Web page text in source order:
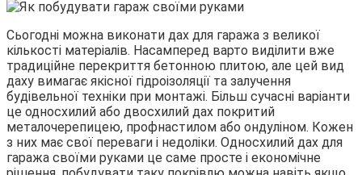
Сьогодні можна виконати дах для гаража з великої
кількості матеріалів. Насамперед варто виділити вже
традиційне перекриття бетонною плитою, але цей вид
даху вимагає якісної гідроізоляції та залучення
будівельної техніки при монтажі. Більш сучасні варіанти
це односхилий або двосхилий дах покритий
металочерепицею, профнастилом або ондуліном. Кожен
з них має свої переваги і недоліки. Односхилий дах для
гаража своїми руками це саме просте і економічне